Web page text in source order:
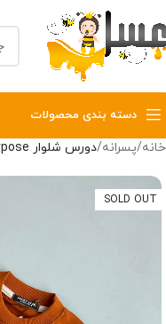
دسته بندی محصولات
خانه پسرانه دورس شلوار purpose
SOLD OUT